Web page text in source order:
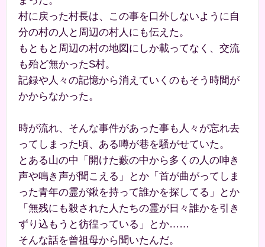
村に戻った村長は、この事を口外しないように自
分の村の人と周辺の村人にも伝えた。
もともと周辺の村の地図にしか載ってなく、交流
も殆ど無かったS村。
記録や人々の記憶から消えていくのもそう時間が
かからなかった。
時が流れ、そんな事件があった事も人々が忘れ去
ってしまった頃、ある噂が巷を騒がせていた。
とある山の中「開けた藪の中から多くの人の呻き
声や鳴き声が聞こえる」とか「首が曲がってしま
った青年の霊が鍬を持って誰かを探してる」とか
「無残にも殺された人たちの霊が日々誰かを引き
ずり込もうと彷徨っている」とか……
そんな話を曾祖母から聞いたんだ。